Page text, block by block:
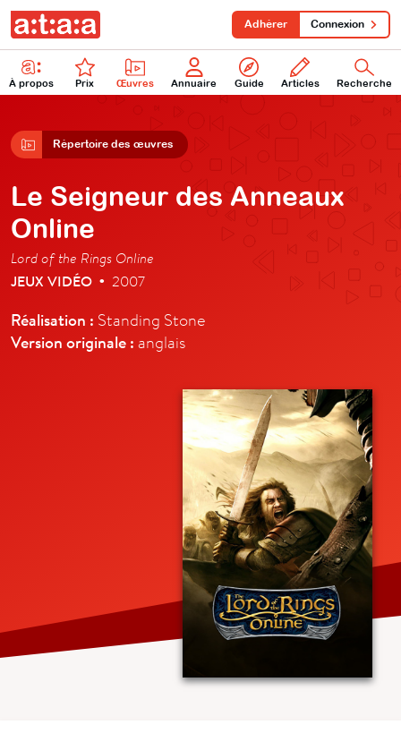
À propos Prix Œuvres Annuaire Guide Articles Recherche
Adhérer Connexion
Répertoire des œuvres
Le Seigneur des Anneaux
Online
Lord of the Rings Online
JEUX VIDÉO • 2007
Réalisation : Standing Stone
Version originale : anglais